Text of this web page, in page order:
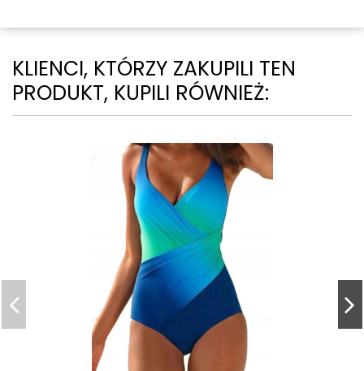
KLIENCI, KTÓRZY ZAKUPILI TEN
PRODUKT, KUPILI RÓWNIEŻ: